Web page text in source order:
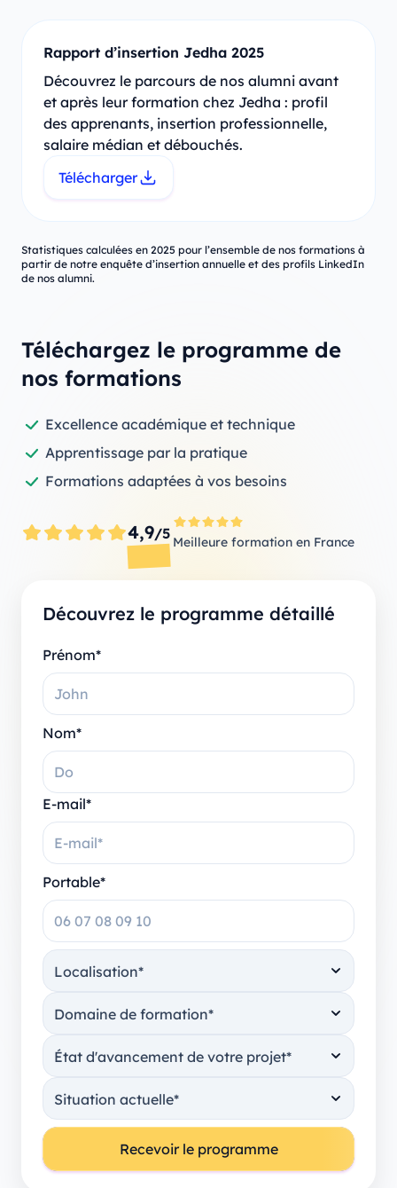
Rapport d’insertion Jedha 2025
Découvrez le parcours de nos alumni avant
et après leur formation chez Jedha : profil
des apprenants, insertion professionnelle,
salaire médian et débouchés.
Télécharger
Statistiques calculées en 2025 pour l’ensemble de nos formations à
partir de notre enquête d’insertion annuelle et des profils LinkedIn
de nos alumni.
Téléchargez le programme de
nos formations
Excellence académique et technique
Apprentissage par la pratique
Formations adaptées à vos besoins
4,9/5 Meilleure formation en France
Découvrez le programme détaillé
Prénom*
Nom*
E-mail*
Portable*